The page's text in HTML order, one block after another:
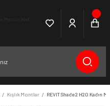
Kışlık Montlar REVIT Shade 2 H2O Kadın